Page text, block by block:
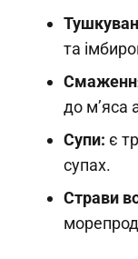
та
до м’яса
Супи: є
супах.
Страви